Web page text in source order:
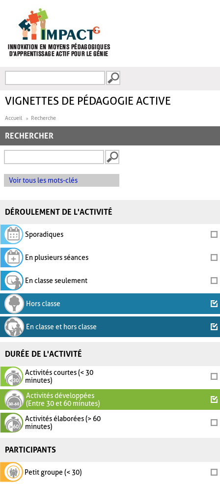
FORMULAIRE DE
VIGNETTES DE PÉDAGOGIE ACTIVE
Accueil Recherche
RECHERCHER
Voir tous les mots-clés
DÉROULEMENT DE L'ACTIVITÉ
Sporadiques
En plusieurs séances
En classe seulement
Hors classe
En classe et hors classe
DURÉE DE L'ACTIVITÉ
Activités courtes (< 30
minutes)
Activités développées
(Entre 30 et 60 minutes)
Activités élaborées (> 60
minutes)
PARTICIPANTS
Petit groupe (< 30)